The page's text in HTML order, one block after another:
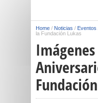
Home / Noticias / Eventos
la Fundación Lukas